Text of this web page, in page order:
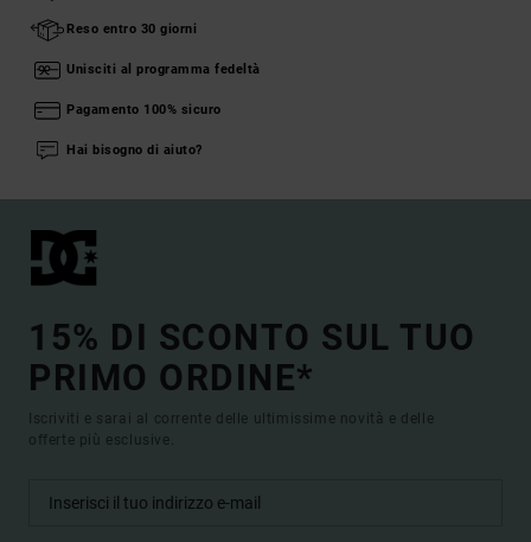
Reso entro 30 giorni
Unisciti al programma fedeltà
Pagamento 100% sicuro
Hai bisogno di aiuto?
15% DI SCONTO SUL TUO
PRIMO ORDINE*
Iscriviti e sarai al corrente delle ultimissime novità e delle
offerte più esclusive.